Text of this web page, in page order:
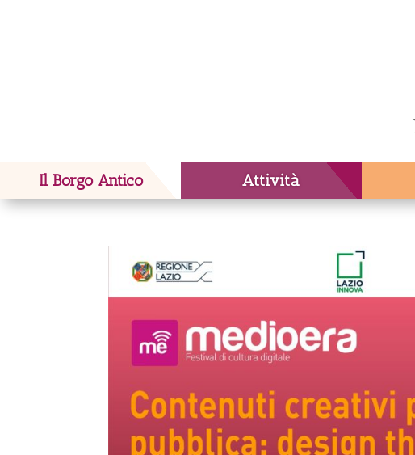
Il Borgo Antico Attività